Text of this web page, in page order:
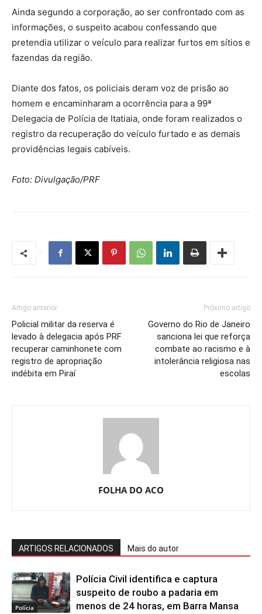
Ainda segundo a corporação, ao ser confrontado com as
informações, o suspeito acabou confessando que
pretendia utilizar o veículo para realizar furtos em sítios e
fazendas da região.
Diante dos fatos, os policiais deram voz de prisão ao
homem e encaminharam a ocorrência para a 99ª
Delegacia de Polícia de Itatiaia, onde foram realizados o
registro da recuperação do veículo furtado e as demais
providências legais cabíveis.
Foto: Divulgação/PRF
Artigo anterior
Policial militar da reserva é
levado à delegacia após PRF
recuperar caminhonete com
registro de apropriação
indébita em Piraí
Próximo artigo
Governo do Rio de Janeiro
sanciona lei que reforça
combate ao racismo e à
intolerância religiosa nas
escolas
FOLHA DO ACO
ARTIGOS RELACIONADOS Mais do autor
Polícia
Polícia Civil identifica e captura
suspeito de roubo a padaria em
menos de 24 horas, em Barra Mansa